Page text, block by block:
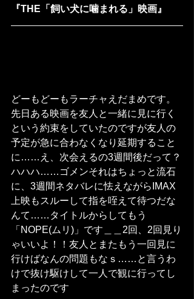
『THE「飼い犬に噛まれる」映画』
どーもどーもラーチャえだまめです。
先日ある映画を友人と一緒に見に行く
という約束をしていたのですが友人の
予定が急に合わなくなり延期すること
に……え、次会えるの3週間後だって？
ハハハ……ゴメンそれはちょっと流石
に、3週間ネタバレに怯えながらIMAX
上映もスルーして指を咥えて待つだな
んて……タイトルからしてもう
「NOPE(ムリ)」です＿＿2回、2回見り
ゃいいよ！！友人とまたもう一回見に
行けばなんの問題もなｓ……と言うわ
けで抜け駆けして一人で観に行ってし
まったのです